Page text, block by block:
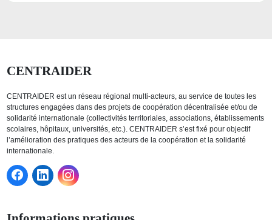
CENTRAIDER
CENTRAIDER est un réseau régional multi-acteurs, au service de toutes les
structures engagées dans des projets de coopération décentralisée et/ou de
solidarité internationale (collectivités territoriales, associations, établissements
scolaires, hôpitaux, universités, etc.). CENTRAIDER s’est fixé pour objectif
l’amélioration des pratiques des acteurs de la coopération et la solidarité
internationale.